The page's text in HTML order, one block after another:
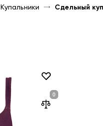
Купальники Сдельный